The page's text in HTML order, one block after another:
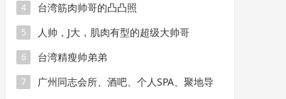
4 台湾筋肉帅哥的凸凸照
5 人帅，J大，肌肉有型的超级大帅哥
6 台湾精瘦帅弟弟
7
广州同志会所、酒吧、个人SPA、聚地导